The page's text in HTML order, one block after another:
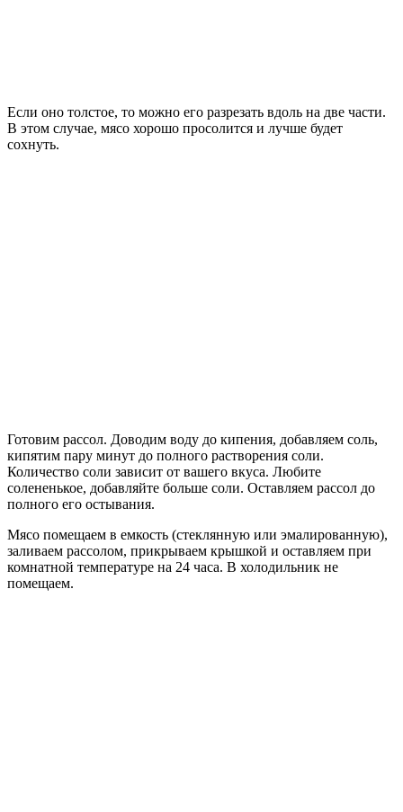
Если оно толстое, то можно его разрезать вдоль на две части.
В этом случае, мясо хорошо просолится и лучше будет
сохнуть.
Готовим рассол. Доводим воду до кипения, добавляем соль,
кипятим пару минут до полного растворения соли.
Количество соли зависит от вашего вкуса. Любите
солененькое, добавляйте больше соли. Оставляем рассол до
полного его остывания.
Мясо помещаем в емкость (стеклянную или эмалированную),
заливаем рассолом, прикрываем крышкой и оставляем при
комнатной температуре на 24 часа. В холодильник не
помещаем.